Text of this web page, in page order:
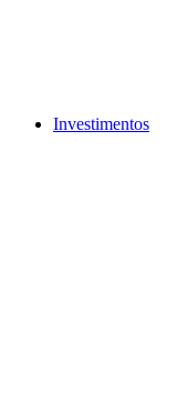
Investimentos